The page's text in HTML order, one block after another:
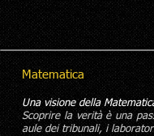
Matematica
Una visione della
Scoprire la verità è una
aule dei tribunali, i